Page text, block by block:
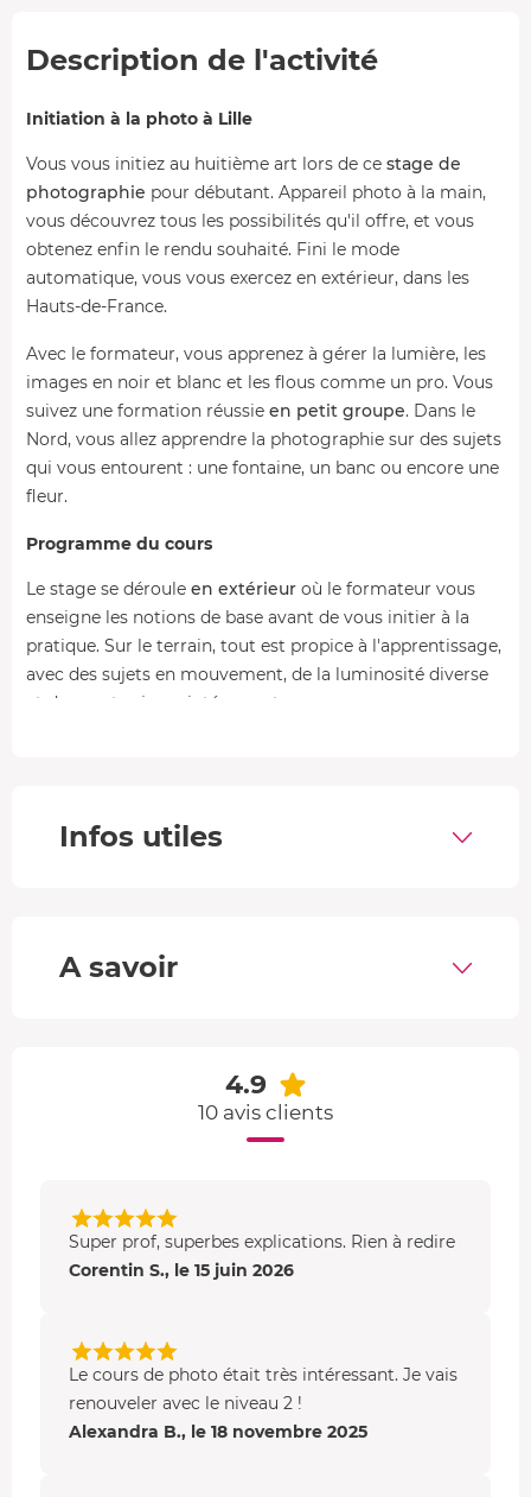
Description de l'activité
Initiation à la photo à Lille
Vous vous initiez au huitième art lors de ce stage de
photographie pour débutant. Appareil photo à la main,
vous découvrez tous les possibilités qu'il offre, et vous
obtenez enfin le rendu souhaité. Fini le mode
automatique, vous vous exercez en extérieur, dans les
Hauts-de-France.
Avec le formateur, vous apprenez à gérer la lumière, les
images en noir et blanc et les flous comme un pro. Vous
suivez une formation réussie en petit groupe. Dans le
Nord, vous allez apprendre la photographie sur des sujets
qui vous entourent : une fontaine, un banc ou encore une
fleur.
Programme du cours
Le stage se déroule en extérieur où le formateur vous
enseigne les notions de base avant de vous initier à la
pratique. Sur le terrain, tout est propice à l'apprentissage,
avec des sujets en mouvement, de la luminosité diverse
et des contre-jours intéressants.
Maîtriser unsujet immobile
Sensibilité du capteur
Niveau 2 / Lumière et couleurs (4h)
Lecture des histogrammes
Maîtriser la
qualité de la lumière
vives ou orangées, balance des blancs.
Modes de mesure de la lumière,
d'exposition.
Infos utiles
A savoir
4.9
10 avis clients
Super prof, superbes explications. Rien à redire
Corentin S., le 15 juin 2026
Le cours de photo était très intéressant. Je vais
renouveler avec le niveau 2 !
Alexandra B., le 18 novembre 2025